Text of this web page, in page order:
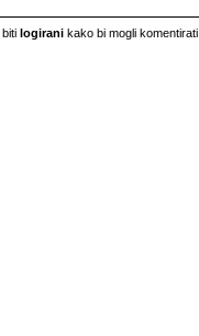
logirani kako bi mogli komentirati.